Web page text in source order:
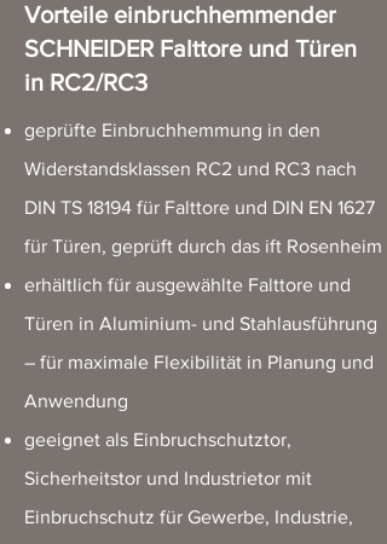
Vorteile einbruchhemmender
SCHNEIDER Falttore und Türen
in RC2/RC3
geprüfte Einbruchhemmung in den
Widerstandsklassen RC2 und RC3 nach
DIN TS 18194 für Falttore und DIN EN 1627
für Türen, geprüft durch das ift Rosenheim
erhältlich für ausgewählte Falttore und
Türen in Aluminium- und Stahlausführung
– für maximale Flexibilität in Planung und
Anwendung
geeignet als Einbruchschutztor,
Sicherheitstor und Industrietor mit
Einbruchschutz für Gewerbe, Industrie,